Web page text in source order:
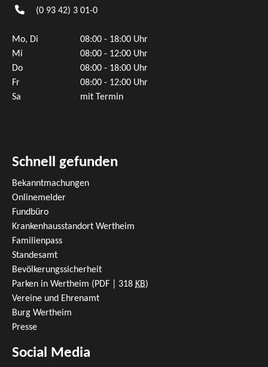
(0 93 42) 3 01-0
Mo, Di
08:00 - 18:00 Uhr
Mi
08:00 - 12:00 Uhr
Do
08:00 - 18:00 Uhr
Fr
08:00 - 12:00 Uhr
Sa
mit Termin
Schnell gefunden
Bekanntmachungen
Onlinemelder
Fundbüro
Krankenhausstandort Wertheim
Familienpass
Standesamt
Bevölkerungssicherheit
Parken in Wertheim (PDF | 318 KB)
Vereine und Ehrenamt
Burg Wertheim
Presse
Social Media